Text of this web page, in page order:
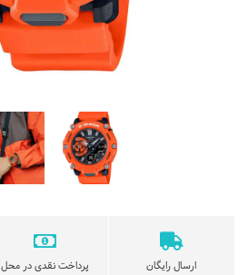
ارسال رایگان
پرداخت نقدی در محل